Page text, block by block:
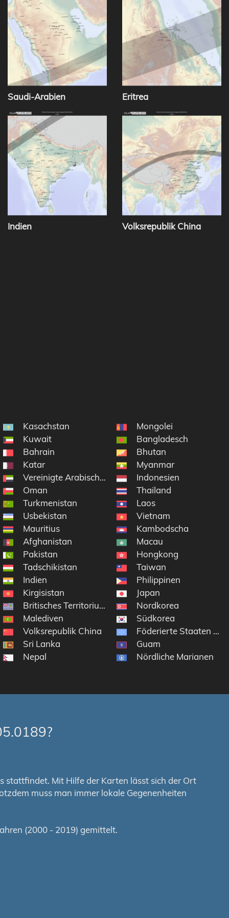
Saudi-Arabien Eritrea
Indien Volksrepublik China
Kasachstan
Kuwait
Bahrain
Katar
Vereinigte Arabische Emirate
Oman
Turkmenistan
Usbekistan
Mauritius
Afghanistan
Pakistan
Tadschikistan
Indien
Kirgisistan
Britisches Territorium im Indischen Ozean
Malediven
Volksrepublik China
Sri Lanka
Nepal
Mongolei
Bangladesch
Bhutan
Myanmar
Indonesien
Thailand
Laos
Vietnam
Kambodscha
Macau
Hongkong
Taiwan
Philippinen
Japan
Nordkorea
Südkorea
Föderierte Staaten
Guam
Nördliche Marianen
stattfindet. Mit Hilfe der Karten lässt sich der Ort
muss man immer lokale Gegenenheiten
(2000 - 2019) gemittelt.